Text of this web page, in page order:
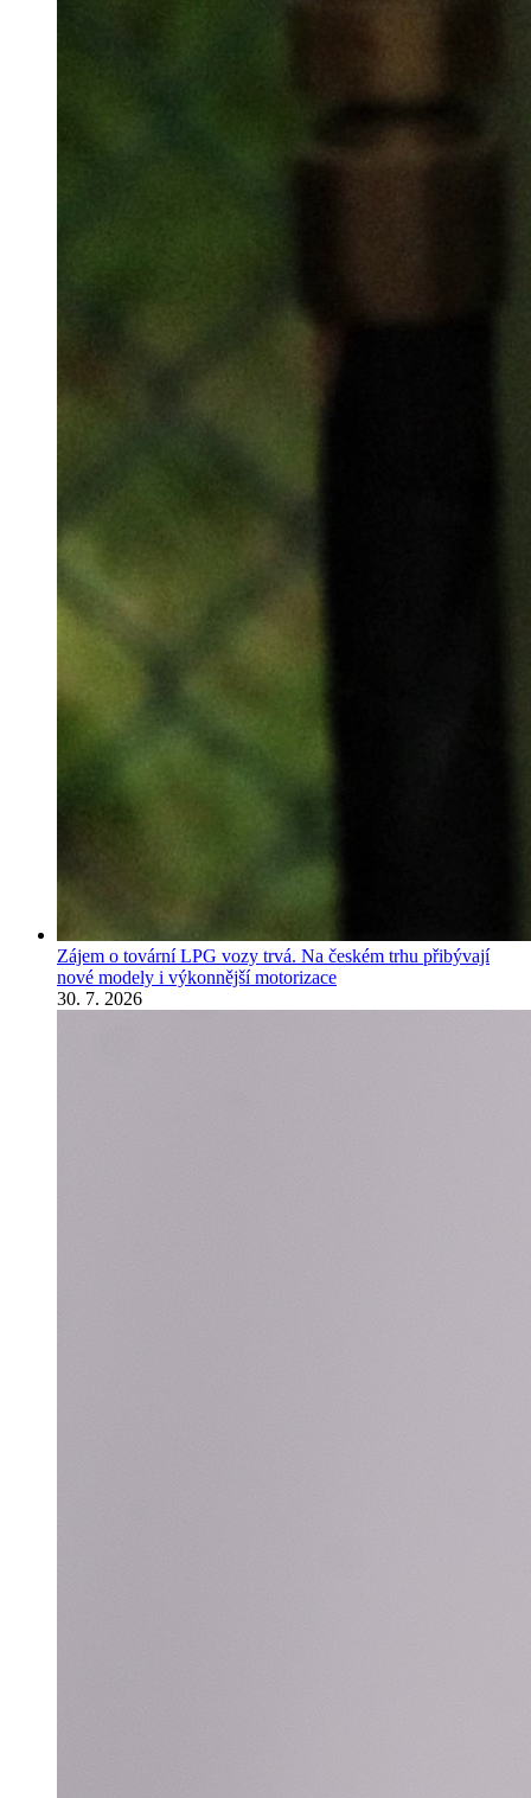
Zájem o tovární LPG vozy trvá. Na českém trhu přibývají
nové modely i výkonnější motorizace
30. 7. 2026